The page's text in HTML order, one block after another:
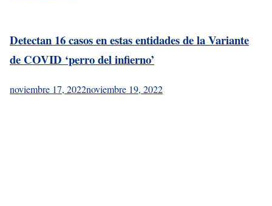
Detectan 16 casos en estas entidades de la Variante
de COVID ‘perro del infierno’
noviembre 17, 2022noviembre 19, 2022